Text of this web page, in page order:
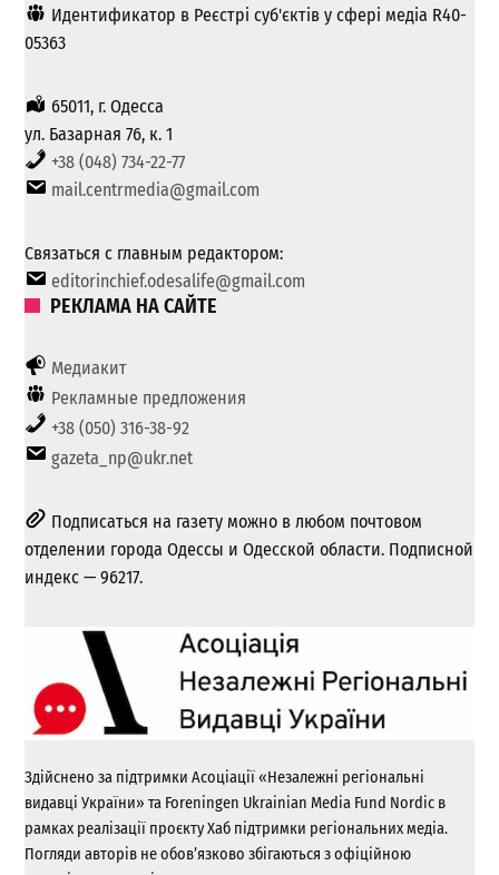
Идентификатор в Реєстрі суб'єктів у сфері медіа R40-
05363
65011, г. Одесса
ул. Базарная 76, к. 1
+38 (048) 734-22-77
mail.centrmedia@gmail.com
Связаться с главным редактором:
editorinchief.odesalife@gmail.com
РЕКЛАМА НА САЙТЕ
Медиакит
Рекламные предложения
+38 (050) 316-38-92
gazeta_np@ukr.net
Подписаться на газету можно в любом почтовом
отделении города Одессы и Одесской области. Подписной
индекс — 96217.
Здійснено за підтримки Асоціації «Незалежні регіональні
видавці України» та Foreningen Ukrainian Media Fund Nordic в
рамках реалізації проєкту Хаб підтримки регіональних медіа.
Погляди авторів не обов’язково збігаються з офіційною